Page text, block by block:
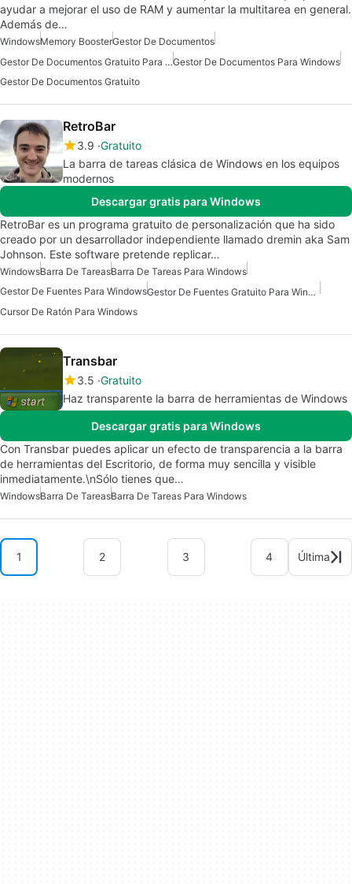
ayudar a mejorar el uso de RAM y aumentar la multitarea en general.
Además de…
WindowsMemory BoosterGestor De Documentos
Gestor De Documentos Gratuito Para WindowsGestor De Documentos Para Windows
Gestor De Documentos Gratuito
RetroBar
3.9 Gratuito
La barra de tareas clásica de Windows en los equipos
modernos
Descargar gratis para Windows
RetroBar es un programa gratuito de personalización que ha sido
creado por un desarrollador independiente llamado dremin aka Sam
Johnson. Este software pretende replicar…
WindowsBarra De TareasBarra De Tareas Para Windows
Gestor De Fuentes Para Windows
Gestor De Fuentes Gratuito Para Windows
Cursor De Ratón Para Windows
Transbar
3.5 Gratuito
Haz transparente la barra de herramientas de Windows
Descargar gratis para Windows
Con Transbar puedes aplicar un efecto de transparencia a la barra
de herramientas del Escritorio, de forma muy sencilla y visible
inmediatamente.\nSólo tienes que…
WindowsBarra De TareasBarra De Tareas Para Windows
1 2 3 4 Última